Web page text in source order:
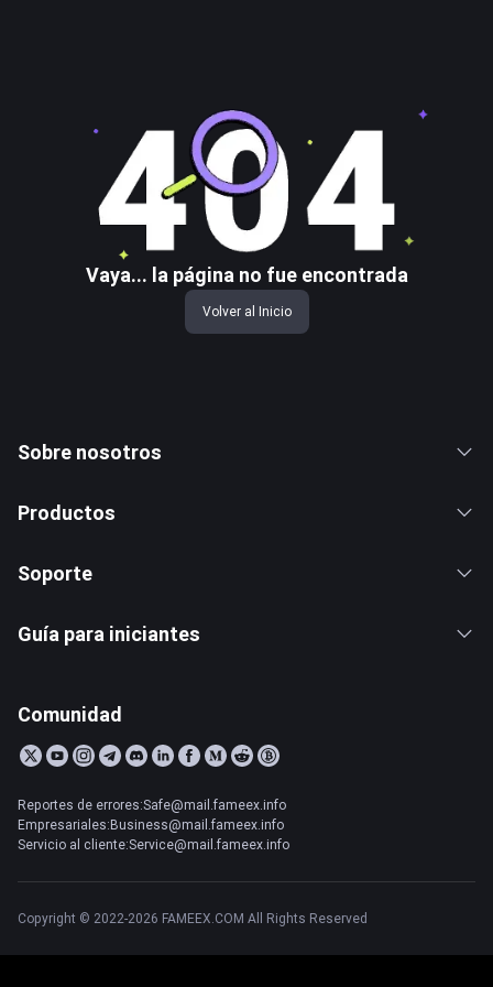
Vaya... la página no fue encontrada
Volver al Inicio
Sobre nosotros
Productos
Soporte
Guía para iniciantes
Comunidad
Reportes de errores:Safe@mail.fameex.info
Empresariales:Business@mail.fameex.info
Servicio al cliente:Service@mail.fameex.info
Copyright © 2022-2026 FAMEEX.COM All Rights Reserved